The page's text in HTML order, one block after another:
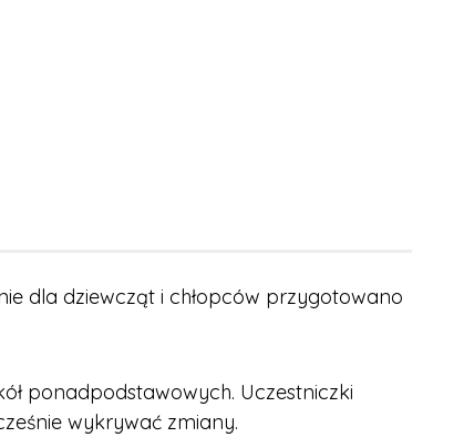
dla dziewcząt i chłopców przygotowano
ponadpodstawowych. Uczestniczki
wykrywać zmiany.